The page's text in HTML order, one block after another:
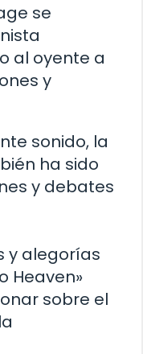
se
al oyente a
y
sonido, la
ha sido
y debates
y alegorías
Heaven»
sobre el